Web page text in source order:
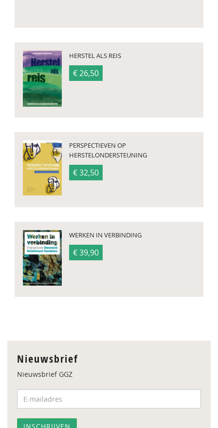
HERSTEL ALS REIS
€ 26,50
PERSPECTIEVEN OP
HERSTELONDERSTEUNING
€ 32,50
WERKEN IN VERBINDING
€ 39,90
Nieuwsbrief
Nieuwsbrief GGZ